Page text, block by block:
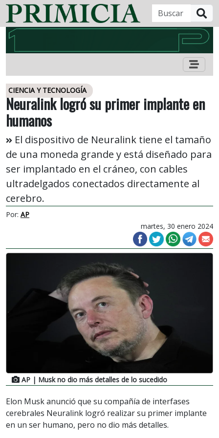
CIENCIA Y TECNOLOGÍA
Neuralink logró su primer implante en
humanos
El dispositivo de Neuralink tiene el tamaño
de una moneda grande y está diseñado para
ser implantado en el cráneo, con cables
ultradelgados conectados directamente al
cerebro.
Por: AP
martes, 30 enero 2024
AP | Musk no dio más detalles de lo sucedido
Elon Musk anunció que su compañía de interfases
cerebrales Neuralink logró realizar su primer implante
en un ser humano, pero no dio más detalles.